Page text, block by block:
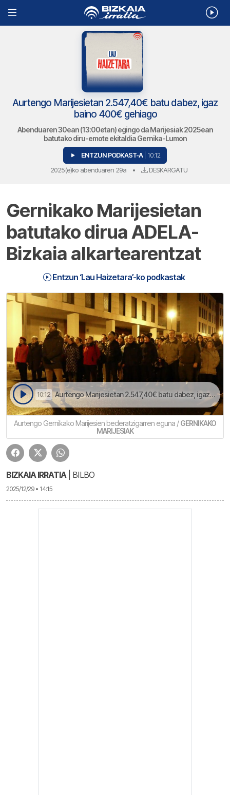
Aurtengo Marijesietan 2.547,40€ batu dabez, igaz
baino 400€ gehiago
Abenduaren 30ean (13:00etan) egingo da Marijesiak 2025ean
batutako diru-emote ekitaldia Gernika-Lumon
ENTZUN PODKAST-A | 10:12
2025(e)ko abenduaren 29a • DESKARGATU
Gernikako Marijesietan
batutako dirua ADELA-
Bizkaia alkartearentzat
Entzun ‘Lau Haizetara’-ko podkastak
10:12 Aurtengo Marijesietan 2.547,40€ batu dabez, igaz baino 400€ gehiago | Lau Haizetara
Aurtengo Gernikako Marijesien bederatzigarren eguna /GERNIKAKO
MARIJESIAK
BIZKAIA IRRATIA | BILBO
2025/12/29 • 14:15